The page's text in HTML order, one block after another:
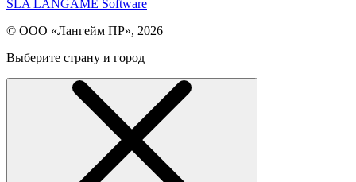
SLA LANGAME Software
© ООО «Лангейм ПР», 2026
Выберите страну и город